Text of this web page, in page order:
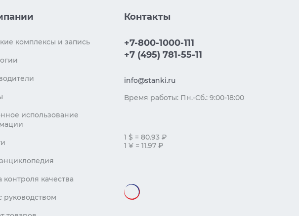
комплексы и запись
использование
контроля качества
руководством
Контакты
+7-800-1000-111
+7 (495) 781-55-11
info@stanki.ru
Время работы: Пн.-Сб.: 9:00-18:00
1 $ = 80.93 ₽
1 ¥ = 11.97 ₽